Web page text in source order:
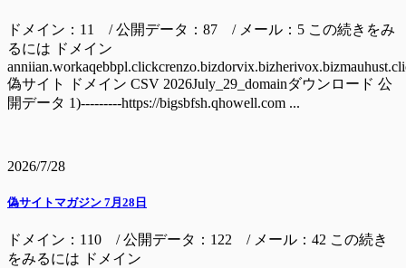
ドメイン：11 / 公開データ：87 / メール：5 この続きをみ
るには ドメイン
偽サイト ドメイン CSV 2026July_29_domainダウンロード 公
開データ 1)---------https://bigsbfsh.qhowell.com ...
2026/7/28
偽サイトマガジン 7月28日
ドメイン：110 / 公開データ：122 / メール：42 この続き
をみるには ドメイン